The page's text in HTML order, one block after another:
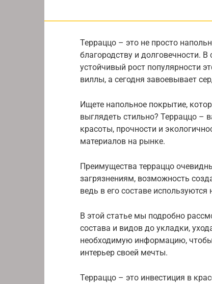
Терраццо – это не просто
благородству и долговечности.
устойчивый рост популярности
виллы, а сегодня завоевывает
Ищете напольное покрытие,
выглядеть стильно? Терраццо –
красоты, прочности и
материалов на рынке.
Преимущества терраццо
загрязнениям, возможность
ведь в его составе
В этой статье мы подробно
состава и видов до укладки,
необходимую информацию,
интерьер своей мечты.
Терраццо – это инвестиция в